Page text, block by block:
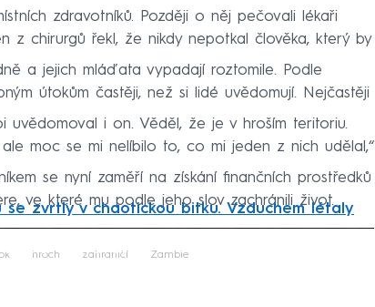
zdravotníků. Později o něj pečovali lékaři
z chirurgů řekl, že nikdy nepotkal člověka, který by
a jejich mláďata vypadají roztomile. Podle
útokům častěji, než si lidé uvědomují. Nejčastěji
uvědomoval i on. Věděl, že je v hroším teritoriu.
moc se mi nelíbilo to, co mi jeden z nich udělal,“
se nyní zaměří na získání finančních prostředků
ve které mu podle jeho slov zachránili život.
se zvrtly v chaotickou bitku. Vzduchem létaly
to fetch
hroch zahraničí Zambie